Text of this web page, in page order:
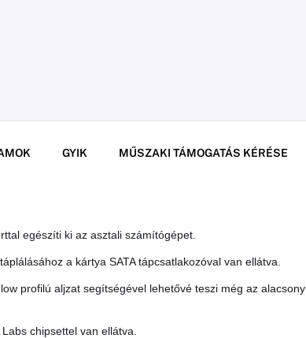
GYIK MŰSZAKI TÁMOGATÁS KÉRÉSE
egészíti ki az asztali számítógépet.
a kártya SATA tápcsatlakozóval van ellátva.
profilú aljzat segítségével lehetővé teszi még az alacsony
chipsettel van ellátva.